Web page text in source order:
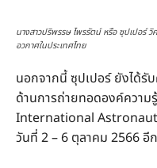
นางสาวปริพรรษ ไพรรัตน์ หรือ ซุปเปอร์
อวกาศในประเทศไทย
นอกจากนี้ ซุปเปอร์ ยังได้รั
ด้านการถ่ายทอดองค์ความ
International
วันที่ 2 – 6 ตุลาคม 2566 อี